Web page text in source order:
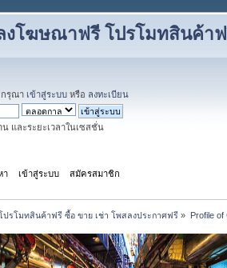
งโฆษณาฟรี โปรโมทสินค้า
กรุณา เข้าสู่ระบบ หรือ ลงทะเบียน
และระยะเวลาในเซสชั่น
า เข้าสู่ระบบ สมัครสมาชิก
รโมทสินค้าฟรี ซื้อ ขาย เช่า โพสลงประกาศฟรี » Profile of